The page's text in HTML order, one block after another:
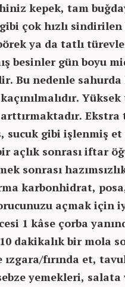
kepek, tam
çok hızlı
börek ya da tatlı
besinler gün boyu
Bu nedenle sahurda
sucuk gibi işlenmiş
açlık sonrası iftar
sonrası
karbonhidrat,
açmak için
1 kâse çorba
dakikalık bir mola
fırında et,
yemekleri, salata